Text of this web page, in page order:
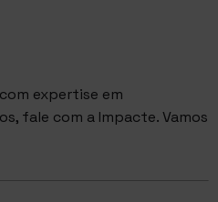
expertise em
fale com a Impacte. Vamos